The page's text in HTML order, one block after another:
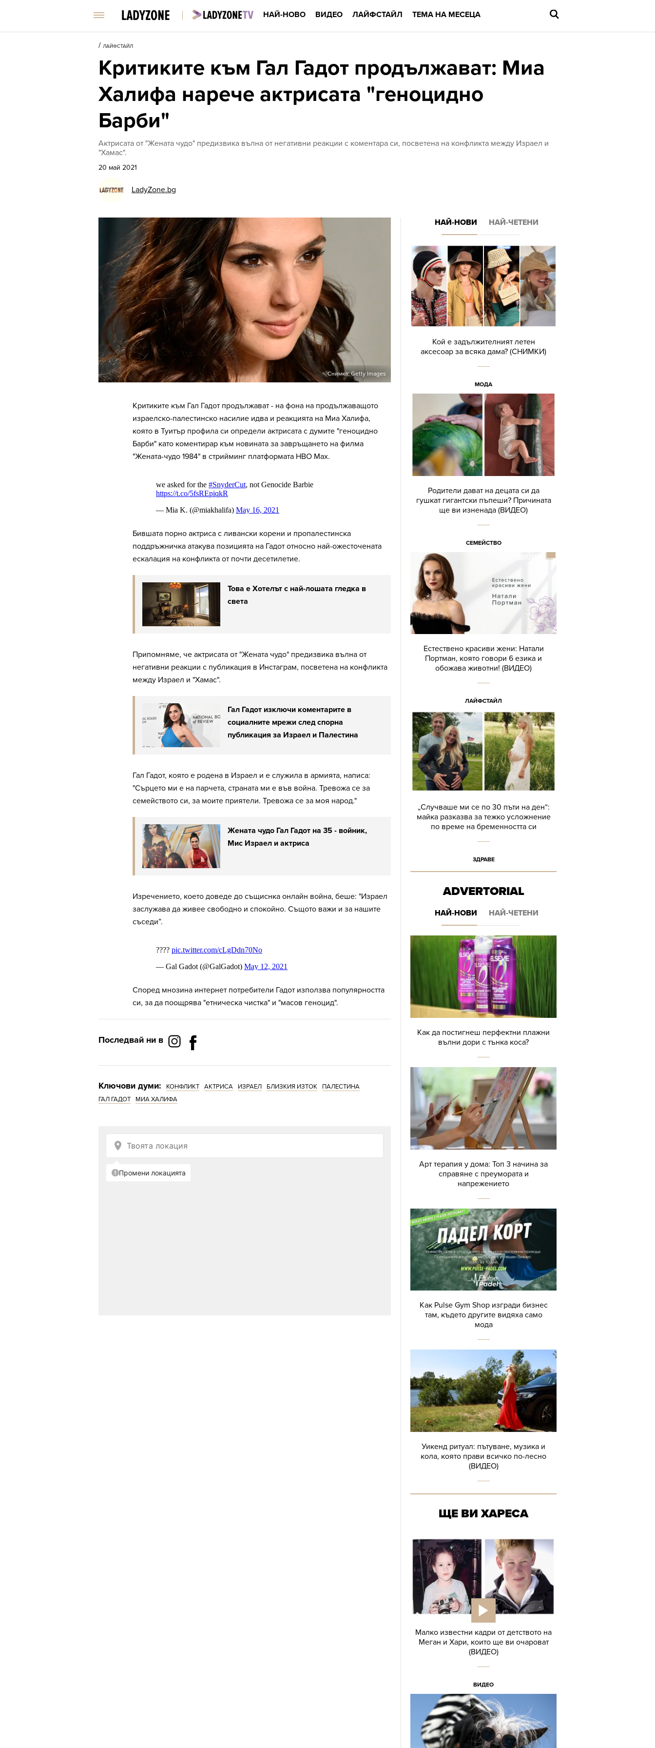
НАЙ-НОВО ВИДЕО ЛАЙФСТАЙЛ ТЕМА НА МЕСЕЦА
/ ЛАЙФСТАЙЛ
Критиките към Гал Гадот продължават: Миа
Халифа нарече актрисата "геноцидно
Барби"
Актрисата от "Жената чудо" предизвика вълна от негативни реакции с коментара си, посветена на конфликта между Израел и
"Хамас".
20 май 2021
LadyZone.bg
Снимка: Getty Images
Критиките към Гал Гадот продължават - на фона на продължаващото
израелско-палестинско насилие идва и реакцията на Миа Халифа,
която в Туитър профила си определи актрисата с думите "геноцидно
Барби" като коментирар към новината за завръщането на филма
"Жената-чудо 1984" в стрийминг платформата HBO Max.
Бившата порно актриса с ливански корени и пропалестинска
поддръжничка атакува позицията на Гадот относно най-ожесточената
ескалация на конфликта от почти десетилетие.
Това е Хотелът с най-лошата гледка в
света
Припомняме, че актрисата от "Жената чудо" предизвика вълна от
негативни реакции с публикация в Инстаграм, посветена на конфликта
между Израел и "Хамас".
Гал Гадот изключи коментарите в
социалните мрежи след спорна
публикация за Израел и Палестина
Гал Гадот, която е родена в Израел и е служила в армията, написа:
"Сърцето ми е на парчета, страната ми е във война. Тревожа се за
семейството си, за моите приятели. Тревожа се за моя народ."
Жената чудо Гал Гадот на 35 - войник,
Мис Израел и актриса
Изречението, което доведе до същиснка онлайн война, беше: "Израел
заслужава да живее свободно и спокойно. Същото важи и за нашите
съседи”.
Според мнозина интернет потребители Гадот използва популярността
си, за да поощрява "етническа чистка" и "масов геноцид".
Последвай ни в
Ключови думи: КОНФЛИКТ АКТРИСА ИЗРАЕЛ БЛИЗКИЯ ИЗТОК
ПАЛЕСТИНА
ГАЛ ГАДОТ
МИА ХАЛИФА
НАЙ-НОВИ НАЙ-ЧЕТЕНИ
Кой е задължителният летен
аксесоар за всяка дама? (СНИМКИ)
МОДА
Родители дават на децата си да
гушкат гигантски пъпеши? Причината
ще ви изненада (ВИДЕО)
СЕМЕЙСТВО
Естествено красиви жени: Натали
Портман, която говори 6 езика и
обожава животни! (ВИДЕО)
ЛАЙФСТАЙЛ
„Случваше ми се по 30 пъти на ден“:
майка разказва за тежко усложнение
по време на бременността си
ЗДРАВЕ
ADVERTORIAL
НАЙ-НОВИ НАЙ-ЧЕТЕНИ
Как да постигнеш перфектни плажни
вълни дори с тънка коса?
Арт терапия у дома: Топ 3 начина за
справяне с преумората и
напрежението
Как Pulse Gym Shop изгради бизнес
там, където другите видяха само
мода
Уикенд ритуал: пътуване, музика и
кола, която прави всичко по-лесно
(ВИДЕО)
ЩЕ ВИ ХАРЕСА
Малко известни кадри от детството на
Меган и Хари, които ще ви очароват
(ВИДЕО)
ВИДЕО